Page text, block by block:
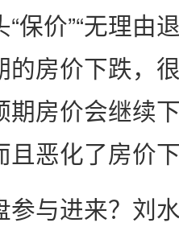
保价”“无理由
的房价下跌，
期房价会继续
且恶化了房价
与进来？刘